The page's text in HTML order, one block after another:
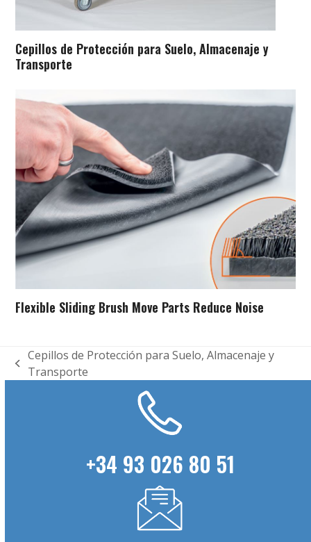
Cepillos de Protección para Suelo, Almacenaje y
Transporte
Flexible Sliding Brush Move Parts Reduce Noise
previous
Cepillos de Protección para Suelo, Almacenaje y
Transporte
+34 93 026 80 51